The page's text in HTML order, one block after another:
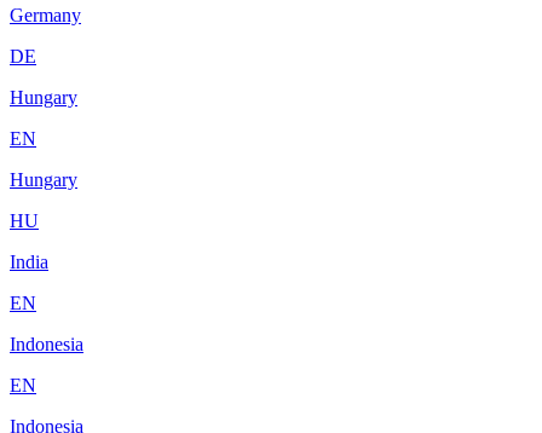
Germany
DE
Hungary
EN
Hungary
HU
India
EN
Indonesia
EN
Indonesia